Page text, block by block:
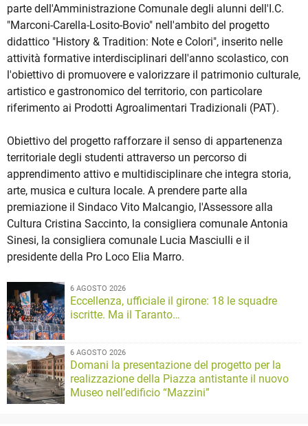
parte dell'Amministrazione Comunale degli alunni dell'I.C.
"Marconi-Carella-Losito-Bovio" nell'ambito del progetto
didattico "History & Tradition: Note e Colori", inserito nelle
attività formative interdisciplinari dell'anno scolastico, con
l'obiettivo di promuovere e valorizzare il patrimonio culturale,
artistico e gastronomico del territorio, con particolare
riferimento ai Prodotti Agroalimentari Tradizionali (PAT).
Obiettivo del progetto rafforzare il senso di appartenenza
territoriale degli studenti attraverso un percorso di
apprendimento attivo e multidisciplinare che integra storia,
arte, musica e cultura locale. A prendere parte alla
premiazione il Sindaco Vito Malcangio, l'Assessore alla
Cultura Cristina Saccinto, la consigliera comunale Antonia
Sinesi, la consigliera comunale Lucia Masciulli e il
presidente della Pro Loco Elia Marro.
6 AGOSTO 2026
Eccellenza, ufficiale il girone: 18 le squadre
iscritte. Ma il Taranto…
6 AGOSTO 2026
Domani la presentazione del progetto per la
realizzazione della Piazza antistante il nuovo
Museo nell’edificio “Mazzini”